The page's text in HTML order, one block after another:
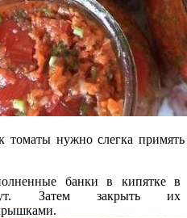
томаты нужно слегка
банки в кипятке в
Затем закрыть их